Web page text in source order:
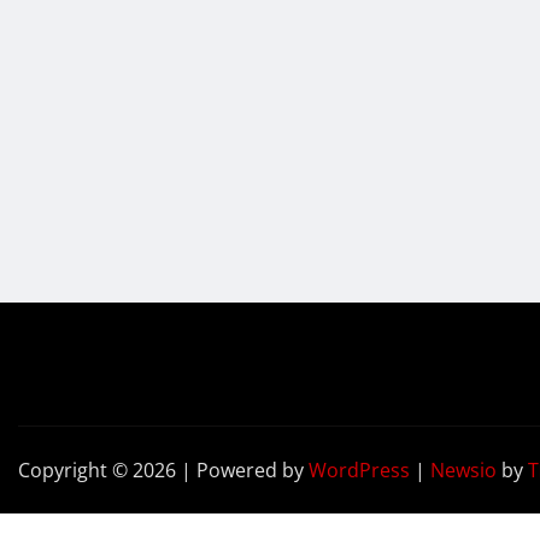
Copyright © 2026 | Powered byWordPress | Newsio by